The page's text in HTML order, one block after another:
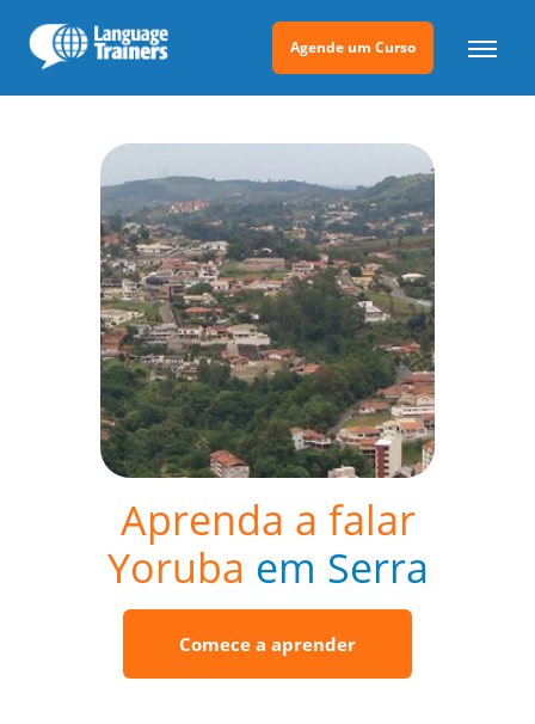
Agende um Curso
Aprenda a falar
Yoruba em Serra
Comece a aprender